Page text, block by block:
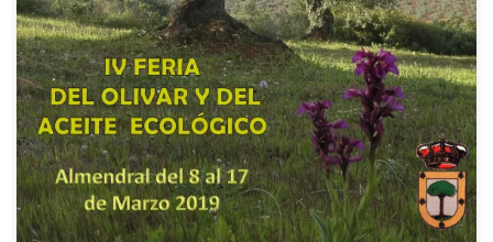
Lugar: Almendral Fecha: Del 8 al 17 de marzo de 2019
Programa: VIERNES 8 DE MARZO DE 2019 09:00 Inauguración
de las Jornada Antonio Cabezas García Director General de
Agricultura y Ganadería José Antonio Arroyo Pardo, Alcalde de
Almendral. Alfonso Montaño. Centro Tecnológico Nacional
Agroalimentario “Extremadura”. Miguel Bastida. Presidente de
[…]